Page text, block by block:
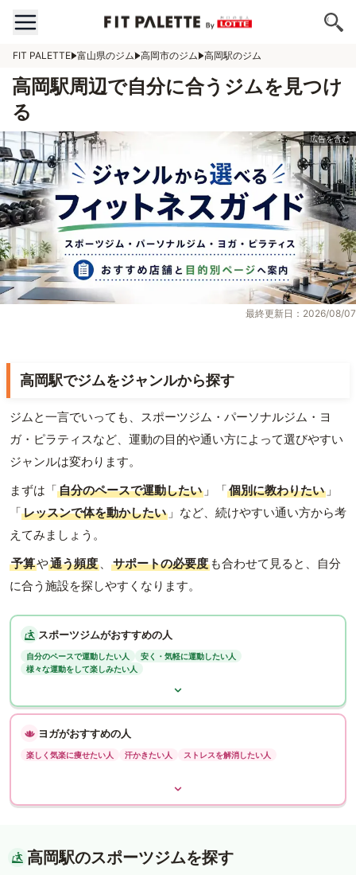
FIT PALETTE 富山県のジム 高岡市のジム 高岡駅のジム
高岡駅周辺で自分に合うジムを見つけ
る
最終更新日：2026/08/07
高岡駅でジムをジャンルから探す
ジムと一言でいっても、スポーツジム・パーソナルジム・ヨ
ガ・ピラティスなど、運動の目的や通い方によって選びやすい
ジャンルは変わります。
まずは「自分のペースで運動したい 」「個別に教わりたい 」
「レッスンで体を動かしたい 」など、続けやすい通い方から考
えてみましょう。
予算や通う頻度 、 サポートの必要度 も合わせて見ると、自分
に合う施設を探しやすくなります。
スポーツジムがおすすめの人
自分のペースで運動したい人
安く・気軽に運動したい人
様々な運動をして楽しみたい人
ヨガがおすすめの人
楽しく気楽に痩せたい人 汗かきたい人 ストレスを解消したい人
高岡駅のスポーツジムを探す